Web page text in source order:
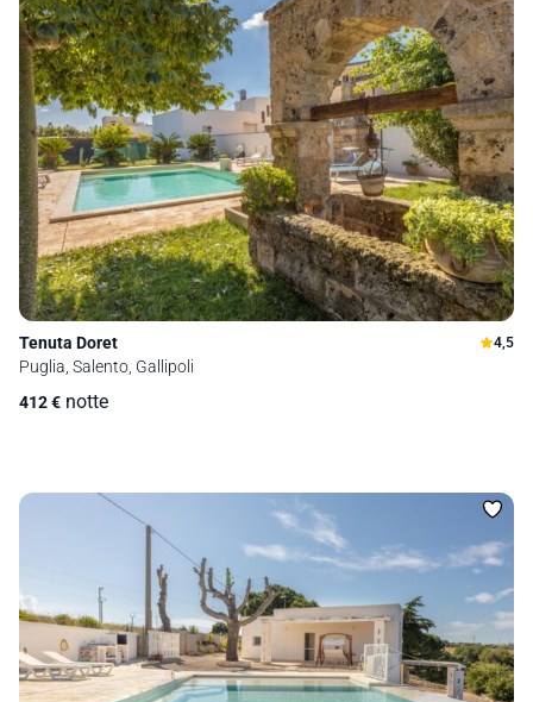
Tenuta Doret 4,5
Puglia, Salento, Gallipoli
412€ notte